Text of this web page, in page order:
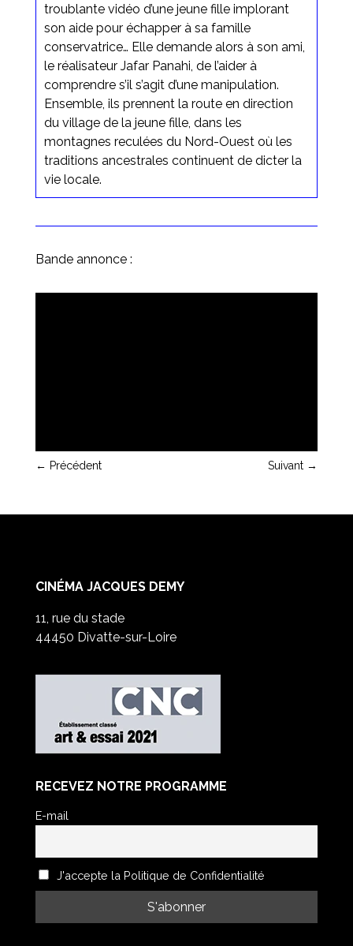
troublante vidéo d’une jeune fille implorant
son aide pour échapper à sa famille
conservatrice… Elle demande alors à son ami,
le réalisateur Jafar Panahi, de l’aider à
comprendre s’il s’agit d’une manipulation.
Ensemble, ils prennent la route en direction
du village de la jeune fille, dans les
montagnes reculées du Nord-Ouest où les
traditions ancestrales continuent de dicter la
vie locale.
Bande annonce :
← Précédent Suivant →
CINÉMA JACQUES DEMY
11, rue du stade
44450 Divatte-sur-Loire
RECEVEZ NOTRE PROGRAMME
E-mail
J'accepte la Politique de Confidentialité